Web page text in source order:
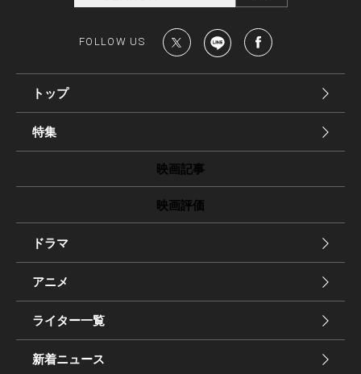
FOLLOW US
トップ
特集
映画記事
映画評価
ドラマ
アニメ
ライター一覧
新着ニュース